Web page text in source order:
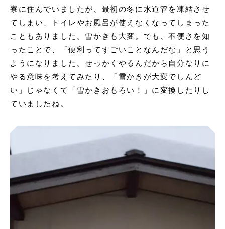
寮に住んでいましたが、最初の冬に水道管を凍結させ
てしまい、トイレやお風呂が使えなくなってしまった
こともありました。雪かきも大変。でも、不便さを知
ったことで、「便利ってすごいことなんだな」と思う
ようになりました。せっかくやるんだから自分なりに
やる意味を考えてみたり、「雪かきが大変でしんど
い」じゃなくて「雪かきおもろい！」に変換したりし
ていましたね。